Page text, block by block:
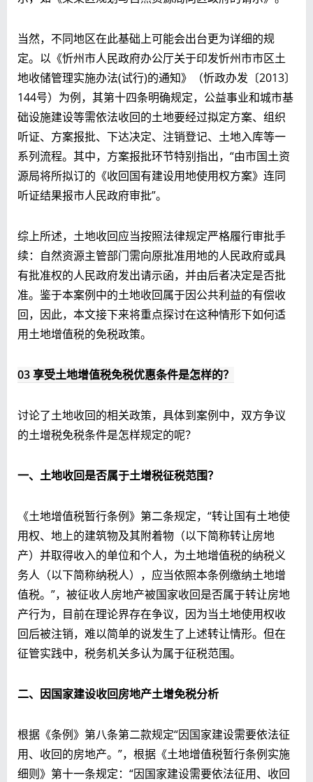
当然，不同地区在此基础上可能会出台更为详细的规
定。以《忻州市人民政府办公厅关于印发忻州市市区土
地收储管理实施办法(试行)的通知》（忻政办发〔2013〕
144号）为例，其第十四条明确规定，公益事业和城市基
础设施建设等需依法收回的土地要经过拟定方案、组织
听证、方案报批、下达决定、注销登记、土地入库等一
系列流程。其中，方案报批环节特别指出，“由市国土资
源局将所拟订的《收回国有建设用地使用权方案》连同
听证结果报市人民政府审批”。
综上所述，土地收回应当按照法律规定严格履行审批手
续：自然资源主管部门需向原批准用地的人民政府或具
有批准权的人民政府发出请示函，并由后者决定是否批
准。鉴于本案例中的土地收回属于因公共利益的有偿收
回，因此，本文接下来将重点探讨在这种情形下如何适
用土地增值税的免税政策。
03 享受土地增值税免税优惠条件是怎样的？
讨论了土地收回的相关政策，具体到案例中，双方争议
的土增税免税条件是怎样规定的呢？
一、土地收回是否属于土增税征税范围？
《土地增值税暂行条例》第二条规定，“转让国有土地使
用权、地上的建筑物及其附着物（以下简称转让房地
产）并取得收入的单位和个人，为土地增值税的纳税义
务人（以下简称纳税人），应当依照本条例缴纳土地增
值税。”，被征收人房地产被国家收回是否属于转让房地
产行为，目前在理论界存在争议，因为当土地使用权收
回后被注销，难以简单的说发生了上述转让情形。但在
征管实践中，税务机关多认为属于征税范围。
二、因国家建设收回房地产土增免税分析
根据《条例》第八条第二款规定“因国家建设需要依法征
用、收回的房地产。”，根据《土地增值税暂行条例实施
细则》第十一条规定：“因国家建设需要依法征用、收回